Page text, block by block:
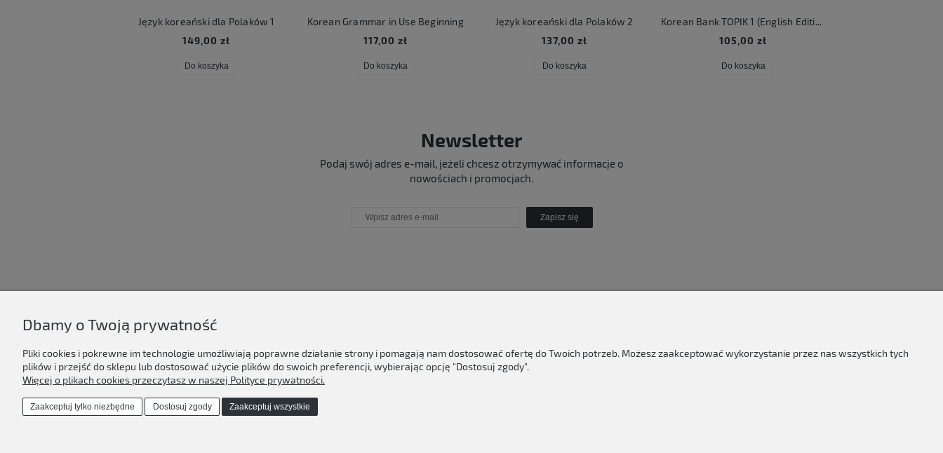
Język koreański dla Polaków 1
149,00 zł
Do koszyka
Korean Grammar in Use Beginning
117,00 zł
Do koszyka
Język koreański dla Polaków 2
137,00 zł
Do koszyka
Korean Bank TOPIK 1 (English Edition)
105,00 zł
Do koszyka
Newsletter
Podaj swój adres e-mail, jeżeli chcesz otrzymywać informacje o
nowościach i promocjach.
Zapisz się
Regulamin sklepu
Polityka prywatności & cookies
Kontakt
Dostawa & płatność
Dbamy o Twoją prywatność
Pliki cookies i pokrewne im technologie umożliwiają poprawne działanie strony i pomagają nam dostosować ofertę do Twoich potrzeb. Możesz zaakceptować wykorzystanie przez nas wszystkich tych
plików i przejść do sklepu lub dostosować użycie plików do swoich preferencji, wybierając opcję "Dostosuj zgody".
Więcej o plikach cookies przeczytasz w naszej Polityce prywatności.
Zaakceptuj tylko niezbędne Dostosuj zgody Zaakceptuj wszystkie